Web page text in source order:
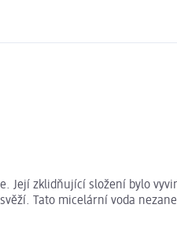
zklidňující složení bylo
Tato micelární voda